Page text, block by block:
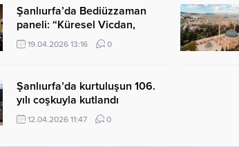
Şanlıurfa’da Bediüzzaman
paneli: “Küresel Vicdan,
İnsaniyet ve Demokrasi”
19.04.2026 13:16 0
Şanlıurfa’da kurtuluşun 106.
yılı coşkuyla kutlandı
12.04.2026 11:47 0